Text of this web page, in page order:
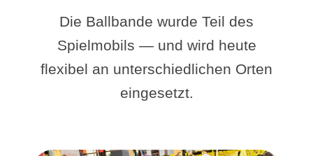
Die Ballbande wurde Teil des
Spielmobils — und wird heute
flexibel an unterschiedlichen Orten
eingesetzt.